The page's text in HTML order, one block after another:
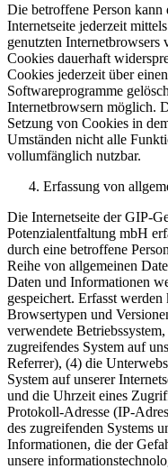
Die betroffene Person
Internetseite jederzeit
genutzten Internetbrowsers
Cookies dauerhaft
Cookies jederzeit über
Softwareprogramme
Internetbrowsern möglich.
Setzung von Cookies in
Umständen nicht alle
vollumfänglich nutzbar.
Erfassung von
Die Internetseite der GIP-
Potenzialentfaltung mbH
durch eine betroffene
Reihe von allgemeinen
Daten und Informationen
gespeichert. Erfasst
Browsertypen und
verwendete
zugreifendes System auf
Referrer), (4) die
System auf unserer
und die Uhrzeit eines
Protokoll-Adresse (IP-
des zugreifenden Systems
Informationen, die der
unsere